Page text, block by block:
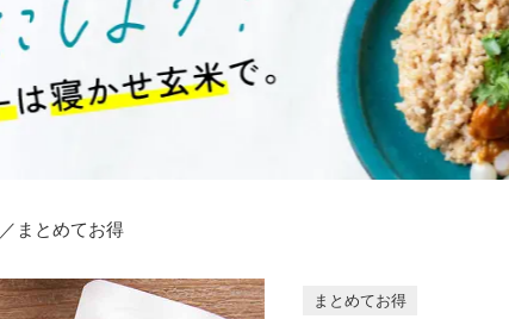
／ まとめてお得
まとめてお得